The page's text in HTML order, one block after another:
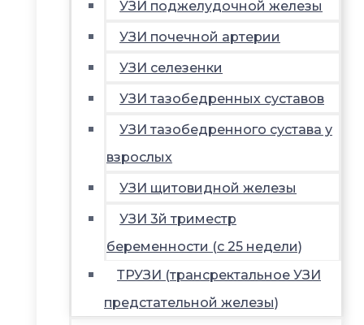
УЗИ поджелудочной железы
УЗИ почечной артерии
УЗИ селезенки
УЗИ тазобедренных суставов
УЗИ тазобедренного сустава у
взрослых
УЗИ щитовидной железы
УЗИ 3й триместр
беременности (с 25 недели)
ТРУЗИ (трансректальное УЗИ
предстательной железы)